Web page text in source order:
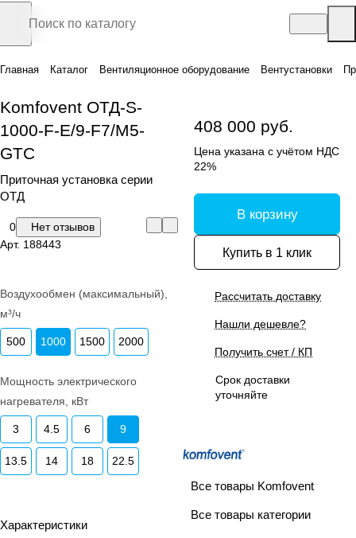
Главная Каталог Вентиляционное оборудование Вентустановки
Komfovent ОТД-S-
1000-F-E/9-F7/M5-
GTC
Приточная установка серии
ОТД
0
Нет отзывов
Арт. 188443
Воздухообмен (максимальный),
м³/ч
500 1000 1500 2000
Мощность электрического
нагревателя, кВт
3 4.5 6 9
13.5 14 18 22.5
Характеристики
408 000 руб.
Цена указана с учётом НДС
22%
В корзину
Купить в 1 клик
Рассчитать доставку
Нашли дешевле?
Получить счет / КП
Срок доставки
уточняйте
Все товары Komfovent
Все товары категории